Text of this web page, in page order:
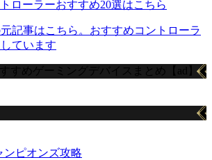
トローラーおすすめ20選はこちら
記事はこちら。おすすめコントローラ
ています
すめゲーミングデバイスまとめ【ad】
ンピオンズ攻略